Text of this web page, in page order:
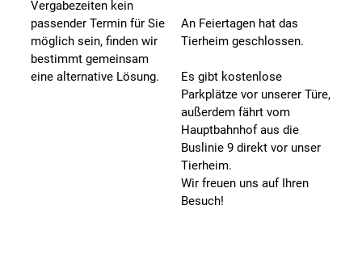
Vergabezeiten kein
passender Termin für Sie
möglich sein, finden wir
bestimmt gemeinsam
eine alternative Lösung.
An Feiertagen hat das
Tierheim geschlossen.
Es gibt kostenlose
Parkplätze vor unserer Türe,
außerdem fährt vom
Hauptbahnhof aus die
Buslinie 9 direkt vor unser
Tierheim.
Wir freuen uns auf Ihren
Besuch!